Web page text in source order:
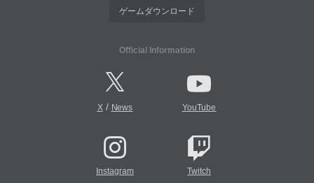
ゲームダウンロード
Official Information
X/ News YouTube
Instagram Twitch